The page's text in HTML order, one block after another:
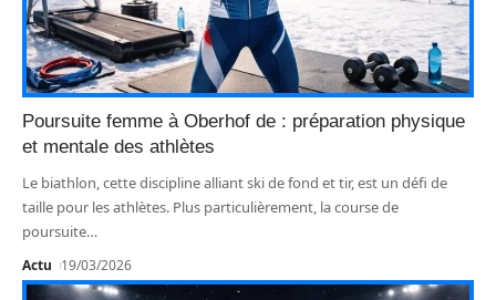
Poursuite femme à Oberhof de : préparation physique
et mentale des athlètes
Le biathlon, cette discipline alliant ski de fond et tir, est un défi de
taille pour les athlètes. Plus particulièrement, la course de
poursuite…
Actu 19/03/2026